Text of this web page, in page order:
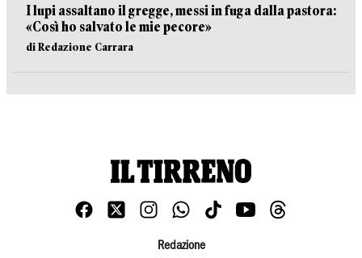
I lupi assaltano il gregge, messi in fuga dalla pastora:
«Così ho salvato le mie pecore»
di Redazione Carrara
Redazione